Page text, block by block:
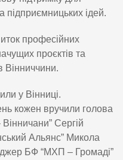
підприємницьких ідей.
професійних
проєктів та
Вінниччини.
у Вінниці.
кожен вручили голова
Сергій
Альянс” Микола
БФ “МХП – Громаді”